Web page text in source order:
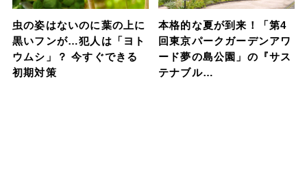
虫の姿はないのに葉の上に
黒いフンが…犯人は「ヨト
ウムシ」？ 今すぐできる
初期対策
本格的な夏が到来！「第4
回東京パークガーデンアワ
ード夢の島公園」の『サス
テナブル…